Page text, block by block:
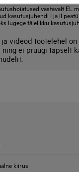
vastavalt EL
kasutusjuhendi I ja II
lugege täielikku
videod tootelehel on
ei pruugi täpselt
kiirus